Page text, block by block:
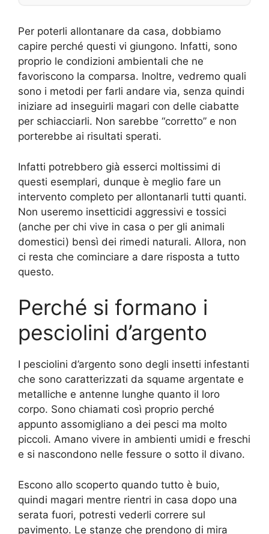
Per poterli allontanare da casa, dobbiamo
capire perché questi vi giungono. Infatti, sono
proprio le condizioni ambientali che ne
favoriscono la comparsa. Inoltre, vedremo quali
sono i metodi per farli andare via, senza quindi
iniziare ad inseguirli magari con delle ciabatte
per schiacciarli. Non sarebbe “corretto” e non
porterebbe ai risultati sperati.
Infatti potrebbero già esserci moltissimi di
questi esemplari, dunque è meglio fare un
intervento completo per allontanarli tutti quanti.
Non useremo insetticidi aggressivi e tossici
(anche per chi vive in casa o per gli animali
domestici) bensì dei rimedi naturali. Allora, non
ci resta che cominciare a dare risposta a tutto
questo.
Perché si formano i
pesciolini d’argento
I pesciolini d’argento sono degli insetti infestanti
che sono caratterizzati da squame argentate e
metalliche e antenne lunghe quanto il loro
corpo. Sono chiamati così proprio perché
appunto assomigliano a dei pesci ma molto
piccoli. Amano vivere in ambienti umidi e freschi
e si nascondono nelle fessure o sotto il divano.
Escono allo scoperto quando tutto è buio,
quindi magari mentre rientri in casa dopo una
serata fuori, potresti vederli correre sul
pavimento. Le stanze che prendono di mira